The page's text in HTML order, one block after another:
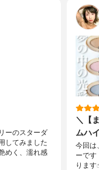
ーのスターダ
してみました
めく、濡れ感
＼【
ムハ
今回は
ーです
りま